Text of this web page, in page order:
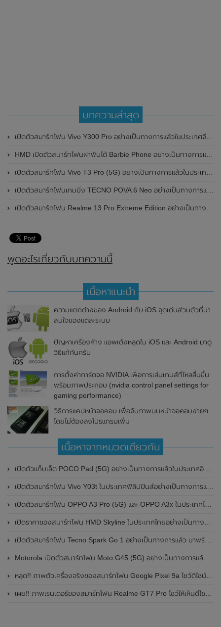
บทความล่าสุด
เปิดตัวสมาร์ทโฟน Vivo Y300 Pro อย่างเป็นทางการแล้วในประเทศจีน มาพร้อมดีไซน์พรีเมี่ยม ทนทาน และแบตเตอรี่สุดอึดขนาดใหญ่ 6,500mAh พร้อมรองรับการชาร์จไว 80W
HMD เปิดตัวสมาร์ทโฟนฝาพับได้ Barbie Phone อย่างเป็นทางการแล้ว มาพร้อมธีมสีชมพูสดใส
เปิดตัวสมาร์ทโฟน Vivo T3 Pro (5G) อย่างเป็นทางการแล้วในประเทศอินเดีย
เปิดตัวสมาร์ทโฟนเกมมิ่ง TECNO POVA 6 Neo อย่างเป็นทางการแล้วในประเทศไทย ในราคา 8,499 บาท
เปิดตัวสมาร์ทโฟน Realme 13 Pro Extreme Edition อย่างเป็นทางการแล้วในประเทศจีน
พูดอะไรเกี่ยวกับบทความนี้
เนื้อหาแนะนำ
ความแตกต่างของ Android กับ iOS จุดเด่นส่วนตัวที่น่า
สนใจของแต่ละระบบ
ปัญหาเครื่องค้าง แอพเด้งหลุดใน iOS และ Android มาดู
วิธีแก้กันครับ
การตั้งค่าการ์ดจอ NVIDIA เพื่อการเล่นเกมส์ที่ไหลลื่นขึ้น
พร้อมภาพประกอบ (nvidia control panel settings for
gaming performance)
วิธีการแคปหน้าจอคอม เพื่อจับภาพบนหน้าจอคอมง่ายๆ
โดยไม่ต้องลงโปรแกรมเพิ่ม
เนื้อหาจากหมวดเดียวกัน
เปิดตัวแท็บเล็ต POCO Pad (5G) อย่างเป็นทางการแล้วในประเทศอินเดีย มาพร้อมชิปเซ็ต Snapdragon 7s Gen 2 ของ Qualcomm และรองรับเครือข่าย 5G
เปิดตัวสมาร์ทโฟน Vivo Y03t ในประเทศฟิลิปปินส์อย่างเป็นทางการแล้ว มาพร้อมชิปเซ็ต Unisoc T612 , กล้องหลัง ความละเอียด 13MP , แบตเตอรี่ 5,000mAh และหน้าจอแสดงผล LCD / 90Hz
เปิดตัวสมาร์ทโฟน OPPO A3 Pro (5G) และ OPPO A3x ในประเทศไทยอย่างเป็นทางการแล้ว ในราคาเริ่มต้นเพียง 3,999 บาท
เปิดราคาของสมาร์ทโฟน HMD Skyline ในประเทศไทยอย่างเป็นทางการแล้ว ราคา 14,990 บาท
เปิดตัวสมาร์ทโฟน Tecno Spark Go 1 อย่างเป็นทางการแล้ว มาพร้อมหน้าจอแสดงผล LCD / 120Hz , แบตเตอรี่ 5,000mAh และใช้ชิปเซ็ต Unisoc
Motorola เปิดตัวสมาร์ทโฟน Moto G45 (5G) อย่างเป็นทางการแล้วในอินเดีย
หลุด!! ภาพตัวเครื่องจริงของสมาร์ทโฟน Google Pixel 9a โชว์ดีไซน์ใหม่ กล้องหลังแบนราบ ไม่มีกรอบของกล้องแล้ว
เผย!! ภาพเรนเดอร์ของสมาร์ทโฟน Realme GT7 Pro โชว์ให้เห็นดีไซน์ใหม่ พร้อมเผยรายละเอียดสเปกที่สำคัญบางส่วน